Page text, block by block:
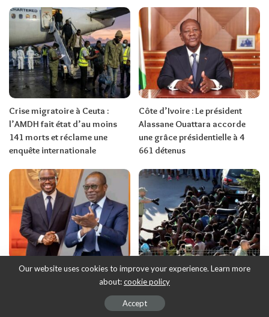
Crise migratoire à Ceuta :
l’AMDH fait état d’au moins
141 morts et réclame une
enquête internationale
Côte d’Ivoire : Le président
Alassane Ouattara accorde
une grâce présidentielle à 4
661 détenus
Bénin : Patrice Talon élu
premier président du Sénat,
deux mois après son départ de
Ceuta sous pression : des
milliers de migrants
franchissent la frontière entre
le Maroc et l’Espagne
Our website uses cookies to improve your experience. Learn more
about:cookie policy
Accept